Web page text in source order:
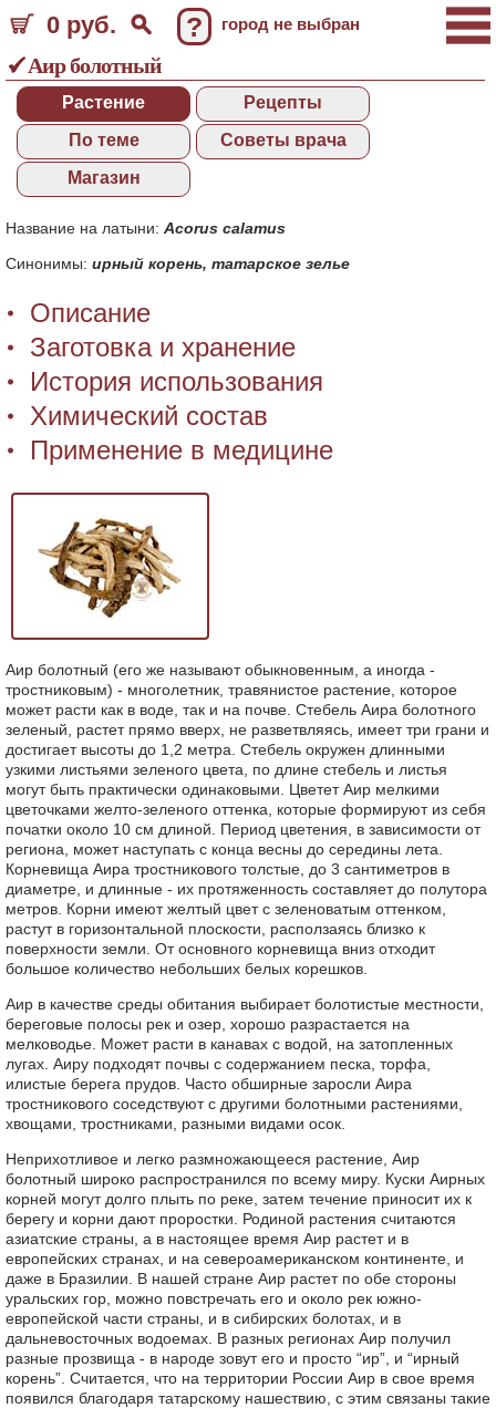
0 руб. ? город не выбран
Аир болотный
Растение
Рецепты
По теме
Советы врача
Магазин
Название на латыни: Acorus calamus
Синонимы: ирный корень, татарское зелье
Описание
Заготовка и хранение
История использования
Химический состав
Применение в медицине
Аир болотный (его же называют обыкновенным, а иногда -
тростниковым) - многолетник, травянистое растение, которое
может расти как в воде, так и на почве. Стебель Аира болотного
зеленый, растет прямо вверх, не разветвляясь, имеет три грани и
достигает высоты до 1,2 метра. Стебель окружен длинными
узкими листьями зеленого цвета, по длине стебель и листья
могут быть практически одинаковыми. Цветет Аир мелкими
цветочками желто-зеленого оттенка, которые формируют из себя
початки около 10 см длиной. Период цветения, в зависимости от
региона, может наступать с конца весны до середины лета.
Корневища Аира тростникового толстые, до 3 сантиметров в
диаметре, и длинные - их протяженность составляет до полутора
метров. Корни имеют желтый цвет с зеленоватым оттенком,
растут в горизонтальной плоскости, расползаясь близко к
поверхности земли. От основного корневища вниз отходит
большое количество небольших белых корешков.
Аир в качестве среды обитания выбирает болотистые местности,
береговые полосы рек и озер, хорошо разрастается на
мелководье. Может расти в канавах с водой, на затопленных
лугах. Аиру подходят почвы с содержанием песка, торфа,
илистые берега прудов. Часто обширные заросли Аира
тростникового соседствуют с другими болотными растениями,
хвощами, тростниками, разными видами осок.
Неприхотливое и легко размножающееся растение, Аир
болотный широко распространился по всему миру. Куски Аирных
корней могут долго плыть по реке, затем течение приносит их к
берегу и корни дают проростки. Родиной растения считаются
азиатские страны, а в настоящее время Аир растет и в
европейских странах, и на североамериканском континенте, и
даже в Бразилии. В нашей стране Аир растет по обе стороны
уральских гор, можно повстречать его и около рек южно-
европейской части страны, и в сибирских болотах, и в
дальневосточных водоемах. В разных регионах Аир получил
разные прозвища - в народе зовут его и просто “ир”, и “ирный
корень”. Считается, что на территории России Аир в свое время
появился благодаря татарскому нашествию, с этим связаны такие